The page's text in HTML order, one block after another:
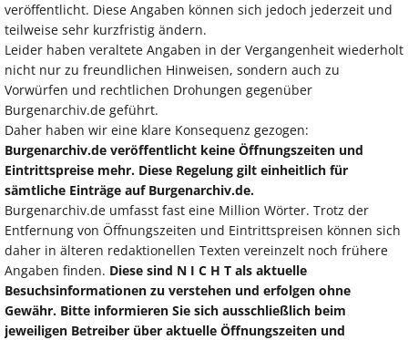
veröffentlicht. Diese Angaben können sich jedoch jederzeit und
teilweise sehr kurzfristig ändern.
Leider haben veraltete Angaben in der Vergangenheit wiederholt
nicht nur zu freundlichen Hinweisen, sondern auch zu
Vorwürfen und rechtlichen Drohungen gegenüber
Burgenarchiv.de geführt.
Daher haben wir eine klare Konsequenz gezogen:
Burgenarchiv.de veröffentlicht keine Öffnungszeiten und
Eintrittspreise mehr. Diese Regelung gilt einheitlich für
sämtliche Einträge auf Burgenarchiv.de.
Burgenarchiv.de umfasst fast eine Million Wörter. Trotz der
Entfernung von Öffnungszeiten und Eintrittspreisen können sich
daher in älteren redaktionellen Texten vereinzelt noch frühere
Angaben finden. Diese sind N I C H T als aktuelle
Besuchsinformationen zu verstehen und erfolgen ohne
Gewähr. Bitte informieren Sie sich ausschließlich beim
jeweiligen Betreiber über aktuelle Öffnungszeiten und